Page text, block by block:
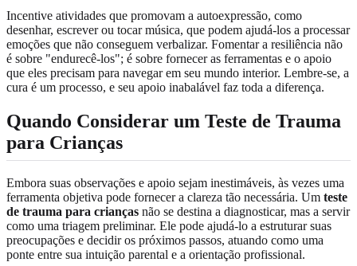
Incentive atividades que promovam a autoexpressão, como
desenhar, escrever ou tocar música, que podem ajudá-los a processar
emoções que não conseguem verbalizar. Fomentar a resiliência não
é sobre "endurecê-los"; é sobre fornecer as ferramentas e o apoio
que eles precisam para navegar em seu mundo interior. Lembre-se, a
cura é um processo, e seu apoio inabalável faz toda a diferença.
Quando Considerar um Teste de Trauma
para Crianças
Embora suas observações e apoio sejam inestimáveis, às vezes uma
ferramenta objetiva pode fornecer a clareza tão necessária. Um teste
de trauma para crianças não se destina a diagnosticar, mas a servir
como uma triagem preliminar. Ele pode ajudá-lo a estruturar suas
preocupações e decidir os próximos passos, atuando como uma
ponte entre sua intuição parental e a orientação profissional.